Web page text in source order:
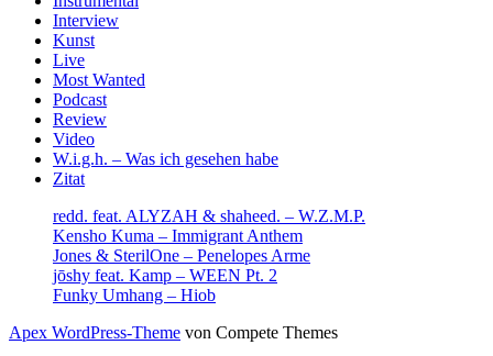
Interview
Kunst
Live
Most Wanted
Podcast
Review
Video
W.i.g.h. – Was ich gesehen habe
Zitat
redd. feat. ALYZAH & shaheed. – W.Z.M.P.
Kensho Kuma – Immigrant Anthem
Jones & SterilOne – Penelopes Arme
jōshy feat. Kamp – WEEN Pt. 2
Funky Umhang – Hiob
Apex WordPress-Theme von Compete Themes